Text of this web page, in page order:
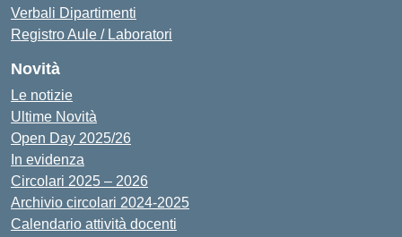
Verbali Dipartimenti
Registro Aule / Laboratori
Novità
Le notizie
Ultime Novità
Open Day 2025/26
In evidenza
Circolari 2025 – 2026
Archivio circolari 2024-2025
Calendario attività docenti